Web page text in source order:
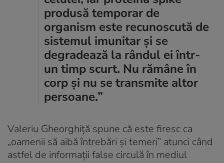
produsă temporar de
organism este recunoscută de
sistemul imunitar și se
degradează la rândul ei într-
un timp scurt. Nu rămâne în
corp și nu se transmite altor
persoane.”
Valeriu Gheorghiță spune că este firesc ca
„oamenii să aibă întrebări și temeri” atunci când
astfel de informații false circulă în mediul